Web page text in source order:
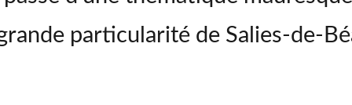
particularité de Salies-de-